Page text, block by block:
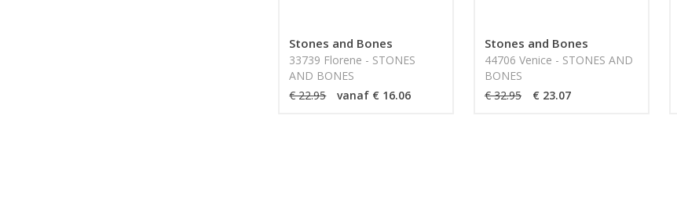
Stones and Bones
33739 Florene - STONES
AND BONES
€ 22.95
vanaf € 16.06
Stones and Bones
44706 Venice - STONES AND
BONES
€ 32.95
€ 23.07